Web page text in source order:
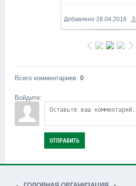
800x600/ 184.2Kb
Добавлено 28.04.2016
Всего комментариев: 0
Войдите:
ОТПРАВИТЬ